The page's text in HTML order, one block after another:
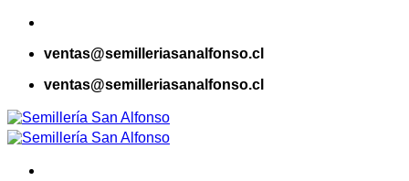
Saltar
contenidoventas@semilleriasanalfonso.cl
ventas@semilleriasanalfonso.cl